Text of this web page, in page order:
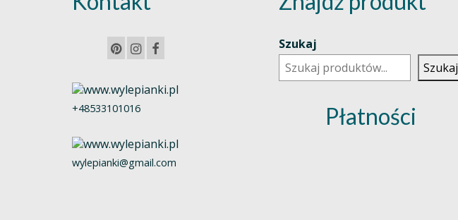
+48533101016
wylepianki@gmail.com
Szukaj
Szukaj
Płatności